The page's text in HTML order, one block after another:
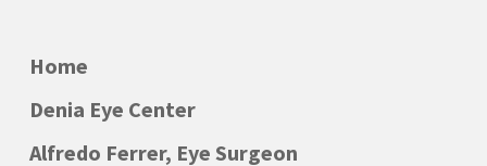
Home
Denia Eye Center
Alfredo Ferrer, Eye Surgeon